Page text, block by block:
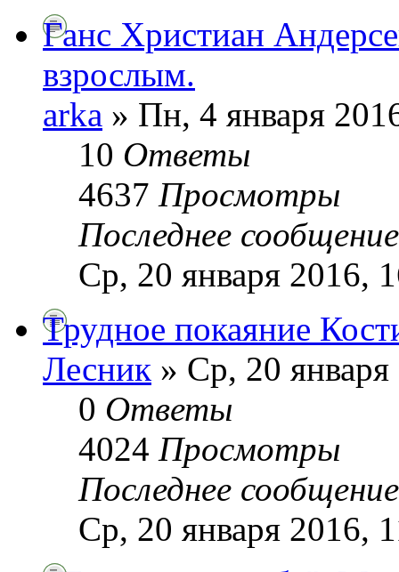
Ганс Христиан
взрослым.
arka » Пн, 4 января
10 Ответы
4637 Просмотры
Последнее
Ср, 20 января 2016,
Трудное покаяние
Лесник » Ср, 20
0 Ответы
4024 Просмотры
Последнее
Ср, 20 января 2016,